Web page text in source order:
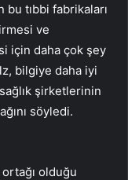
tıbbi fabrikaları
ve
için daha çok şey
bilgiye daha iyi
şirketlerinin
söyledi.
olduğu